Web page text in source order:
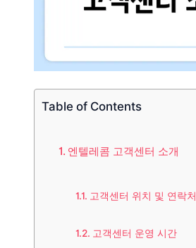
Table of Contents
엔텔레콤 고객센터 소개
고객센터 위치 및 연락처
고객센터 운영 시간